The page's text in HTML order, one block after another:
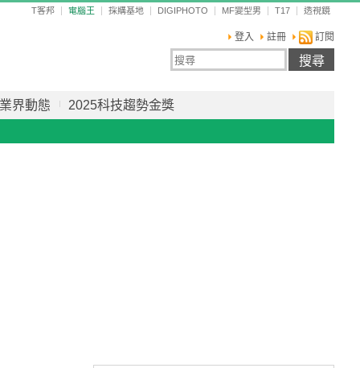
T客邦 電腦王 採購基地 DIGIPHOTO MF變型男 T17 透視鏡
登入 註冊 訂閱
業界動態 2025科技趨勢金獎